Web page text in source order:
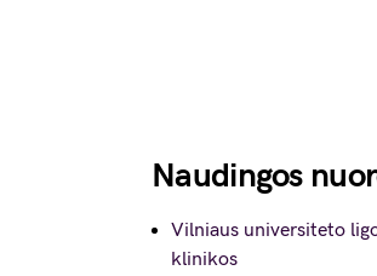
Naudingos
Vilniaus universiteto
klinikos